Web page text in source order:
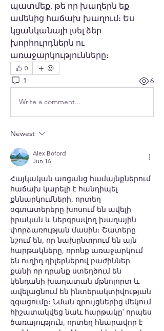
պատմեք, թե որ խաղերն եք
ամենից հաճախ խաղում։ Ես
կցանկանայի լսել ձեր
խորհուրդներն ու
առաջարկությունները։
0
1 6
Write a comment...
Newest
Alex Boford
Jun 16
Հայկական առցանց համայնքներում
հաճախ կարելի է հանդիպել
քննարկումների, որտեղ
օգտատերերը խոսում են ավելի
իրական և ներգրավող խաղային
փորձառության մասին։ Շատերը
նշում են, որ նախընտրում են այն
հարթակները, որոնք առաջարկում
են ուղիղ դիլերներով բաժիններ,
քանի որ դրանք ստեղծում են
կենդանի խաղատան մթնոլորտ և
ավելացնում են ինտերակտիվության
զգացումը։ Նման զրույցներից մեկում
հիշատակվեց նաև հարթակը՝ որպես
ծառայություն, որտեղ հնարավոր է